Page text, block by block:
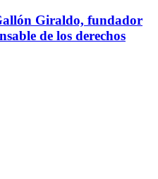
Giraldo, fundador
de los derechos